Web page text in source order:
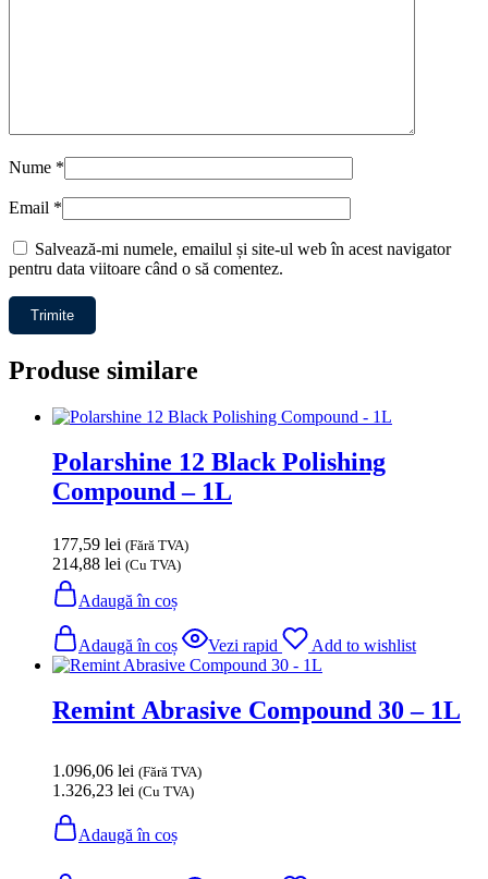
Nume *
Email *
Salvează-mi numele, emailul și site-ul web în acest navigator
pentru data viitoare când o să comentez.
Produse similare
Polarshine 12 Black Polishing
Compound – 1L
177,59 lei (Fără TVA)
214,88 lei (Cu TVA)
Adaugă în coș
Adaugă în coș Vezi rapid Add to wishlist
Remint Abrasive Compound 30 – 1L
1.096,06 lei (Fără TVA)
1.326,23 lei (Cu TVA)
Adaugă în coș